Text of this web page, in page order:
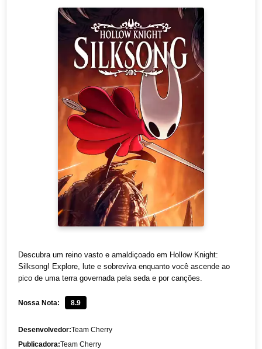
Descubra um reino vasto e amaldiçoado em Hollow Knight:
Silksong! Explore, lute e sobreviva enquanto você ascende ao
pico de uma terra governada pela seda e por canções.
Nossa Nota: 8.9
Desenvolvedor:Team Cherry
Publicadora:Team Cherry